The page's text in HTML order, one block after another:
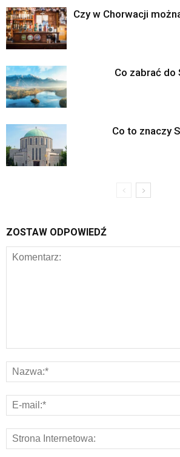
Czy w Chorwacji
Co zabrać do
Co to znaczy
ZOSTAW ODPOWIEDŹ